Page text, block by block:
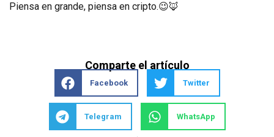
Piensa en grande, piensa en cripto.😉🦊
Comparte el artículo
Facebook Twitter
Telegram WhatsApp